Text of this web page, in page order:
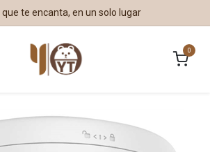
que te encanta, en un solo lugar
0